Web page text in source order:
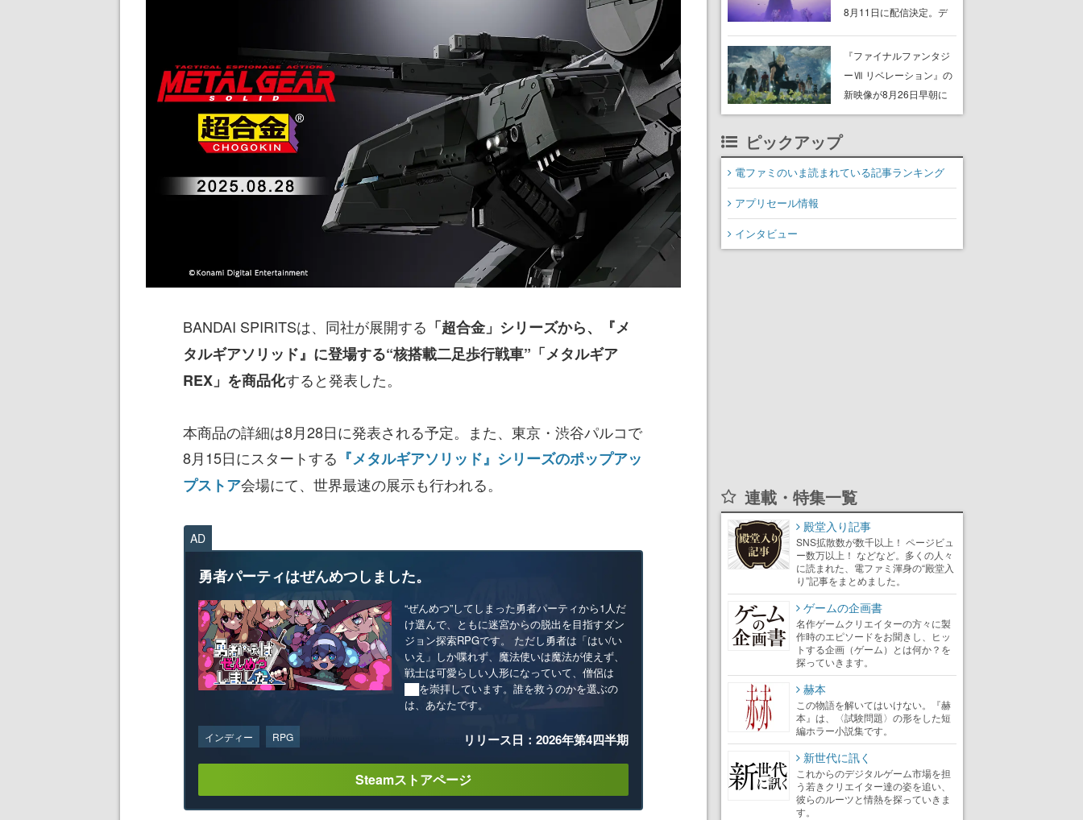
BANDAI SPIRITSは、同社が展開する 「超合金」シリーズから、『メ
タルギアソリッド』に登場する“核搭載二足歩行戦車”「メタルギア
REX」を商品化すると発表した。
本商品の詳細は8月28日に発表される予定。また、東京・渋谷パルコで
8月15日にスタートする 『メタルギアソリッド』シリーズのポップアッ
プストア会場にて、世界最速の展示も行われる。
AD
勇者パーティはぜんめつしました。
“ぜんめつ”してしまった勇者パーティから1人だ
け選んで、ともに迷宮からの脱出を目指すダン
ジョン探索RPGです。 ただし勇者は「はい/い
いえ」しか喋れず、魔法使いは魔法が使えず、
戦士は可愛らしい人形になっていて、僧侶は
██を崇拝しています。誰を救うのかを選ぶの
は、あなたです。
インディー RPG リリース日：2026年第4四半期
Steamストアページ
8月11日に配信決定。デ
れた“塔“のバイオーム
「GLOOM」と「THE
CITADEL」が登場し、火
『ファイナルファンタジ
ーⅦ リベレーション』の
新映像が8月26日早朝に
公開へ。『FF7』リメイ
ニングナイトライブにて
ディレクターの浜口直樹
ピックアップ
電ファミのいま読まれている記事ランキング
アプリセール情報
インタビュー
連載・特集一覧
殿堂入り記事
SNS拡散数が数千以上！ ページビュ
ー数万以上！ などなど。多くの人々
に読まれた、電ファミ渾身の“殿堂入
り”記事をまとめました。
ゲームの企画書
名作ゲームクリエイターの方々に製
作時のエピソードをお聞きし、ヒッ
トする企画（ゲーム）とは何か？を
探っていきます。
赫本
この物語を解いてはいけない。『赫
本』は、〈試験問題〉の形をした短
編ホラー小説集です。
新世代に訊く
これからのデジタルゲーム市場を担
う若きクリエイター達の姿を追い、
彼らのルーツと情熱を探っていきま
す。